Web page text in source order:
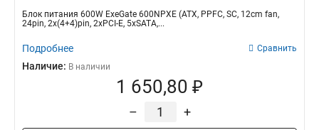
Блок питания 600W ExeGate 600NPXE (ATX, PPFC, SC, 12cm fan,
24pin, 2x(4+4)pin, 2xPCI-E, 5xSATA,...
Подробнее Сравнить
Наличие: В наличии
1 650,80 ₽
– +